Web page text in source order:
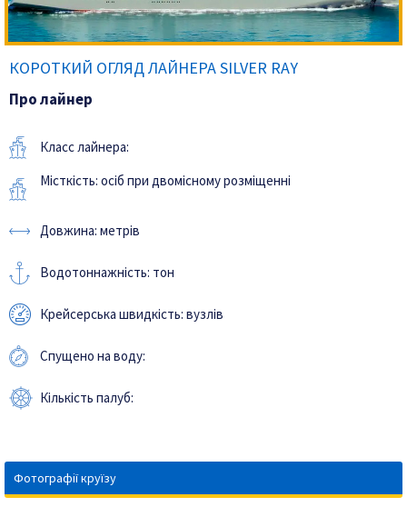
КОРОТКИЙ ОГЛЯД ЛАЙНЕРА SILVER RAY
Про лайнер
Класс лайнера:
Місткість: осіб при двомісному розміщенні
Довжина: метрів
Водотоннажність: тон
Крейсерська швидкість: вузлів
Спущено на воду:
Кількість палуб:
Фотографії круїзу